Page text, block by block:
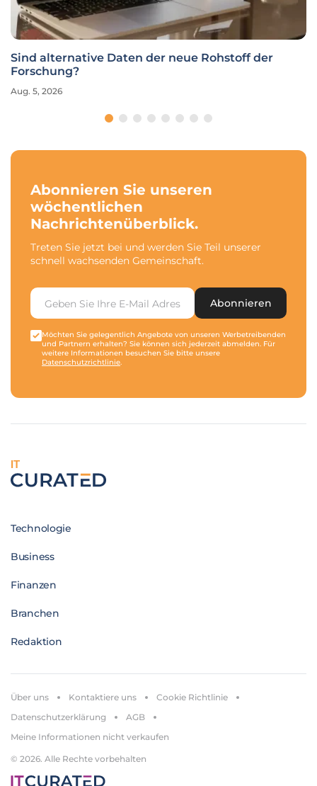
Sind alternative Daten der neue Rohstoff der
Forschung?
Aug. 5, 2026
Abonnieren Sie unseren
wöchentlichen
Nachrichtenüberblick.
Treten Sie jetzt bei und werden Sie Teil unserer
schnell wachsenden Gemeinschaft.
Abonnieren
Möchten Sie gelegentlich Angebote von unseren Werbetreibenden
und Partnern erhalten? Sie können sich jederzeit abmelden. Für
weitere Informationen besuchen Sie bitte unsere
Datenschutzrichtlinie.
IT
Technologie
Business
Finanzen
Branchen
Redaktion
© 2026. Alle Rechte vorbehalten
Über uns Kontaktiere uns
Cookie Richtlinie
Datenschutzerklärung
AGB
Meine Informationen nicht verkaufen